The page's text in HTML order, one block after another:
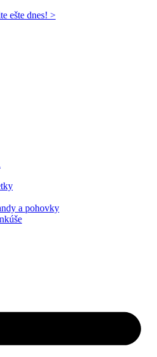
ešte dnes! >​
a pohovky